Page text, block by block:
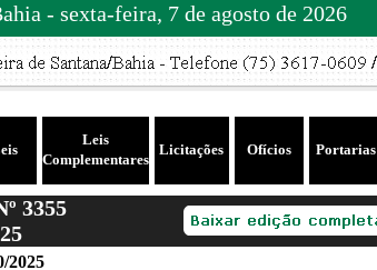
- sexta-feira, 7 de agosto de 2026
Leis
Complementares
Licitações Ofícios Portarias
3355
2025